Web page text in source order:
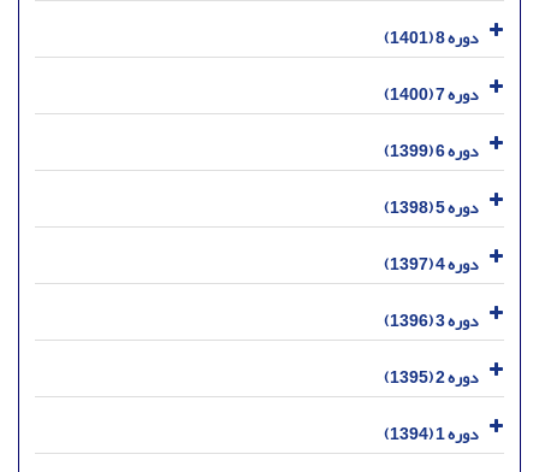
دوره 8 (1401)
دوره 7 (1400)
دوره 6 (1399)
دوره 5 (1398)
دوره 4 (1397)
دوره 3 (1396)
دوره 2 (1395)
دوره 1 (1394)